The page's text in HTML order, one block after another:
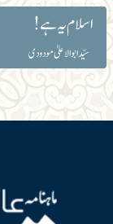
اسلام یہ ہے!
سیّد ابوالاعلیٰ مودودی